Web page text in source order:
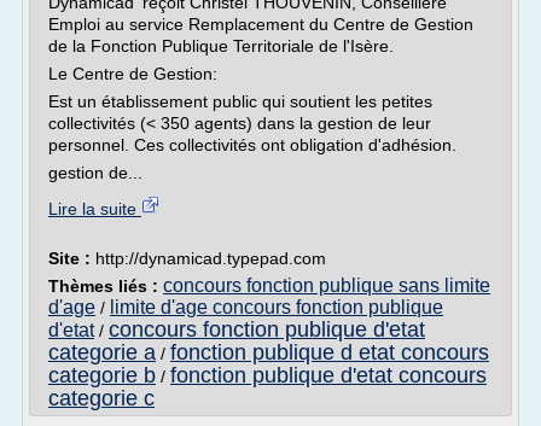
Emploi au service Remplacement du Centre de Gestion
de la Fonction Publique Territoriale de l'Isère.
Le Centre de Gestion:
Est un établissement public qui soutient les petites
collectivités (< 350 agents) dans la gestion de leur
personnel. Ces collectivités ont obligation d'adhésion.
gestion de...
Lire la suite
Site : http://dynamicad.typepad.com
Thèmes liés : concours fonction publique sans limite
d'age / limite d'age concours fonction publique
d'etat/ concours fonction publique d'etat
categorie a / fonction publique d etat concours
categorie b / fonction publique d'etat concours
categorie c